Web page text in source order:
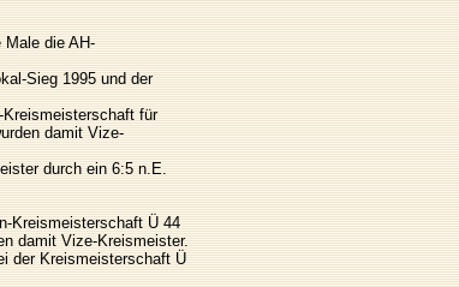
Male die AH-
Sieg 1995 und der
für
damit Vize-
durch ein 6:5 n.E.
Kreismeisterschaft Ü 44
damit Vize-Kreismeister.
der Kreismeisterschaft Ü